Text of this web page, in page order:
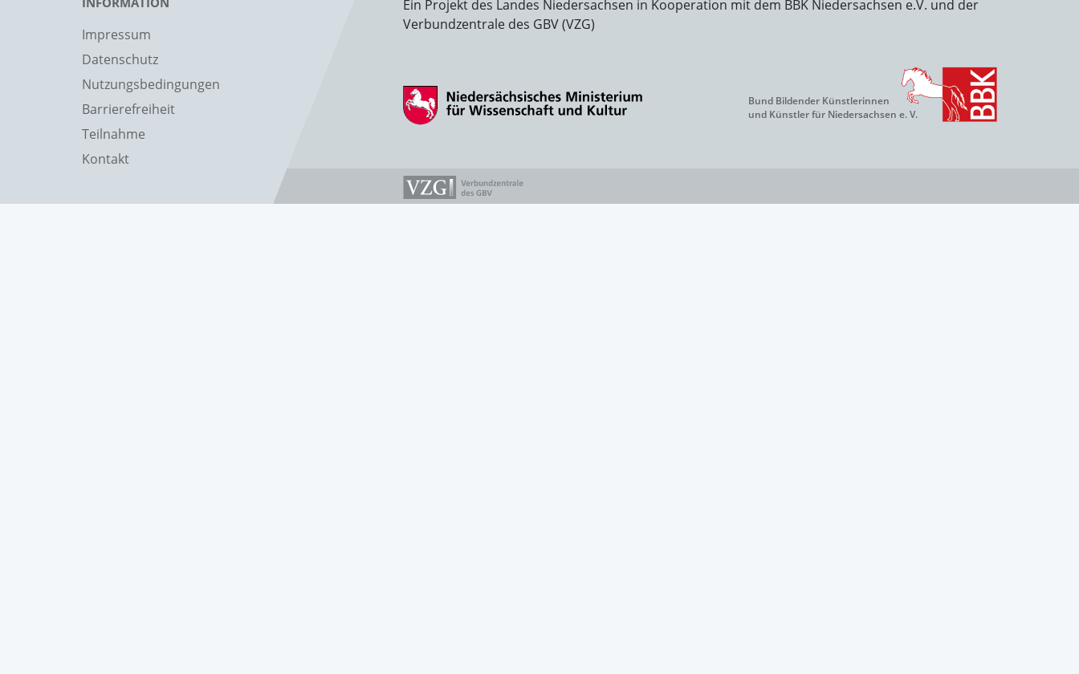
Impressum
Datenschutz
Nutzungsbedingungen
Barrierefreiheit
Teilnahme
Kontakt
Ein Projekt des Landes Niedersachsen in Kooperation mit dem BBK Niedersachsen e.V. und der
Verbundzentrale des GBV (VZG)
Bund Bildender Künstlerinnen
und Künstler für Niedersachsen e. V.